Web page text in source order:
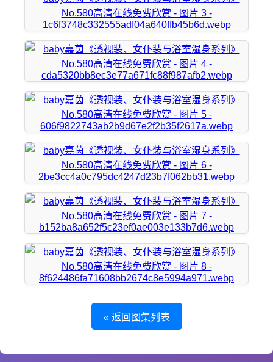
« 返回图集列表